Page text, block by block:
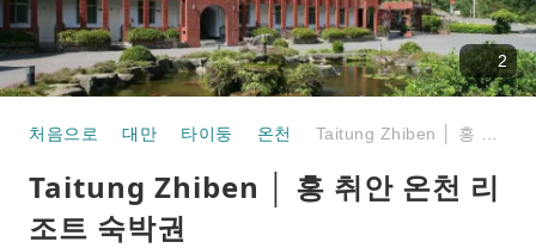
2
처음으로 대만 타이둥 온천
Taitung Zhiben │ 홍 취안 온천 리
조트 숙박권